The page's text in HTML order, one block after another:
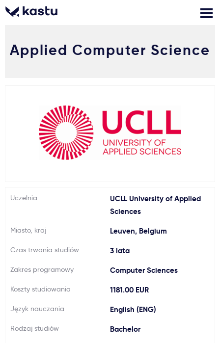
Powiadomienia
Formularz aplikacyjny
Zadzwoń Bezpłatne konsultacje Kontakt
Ważne
Dlaczego Kastu?
Applied Computer Science
Uczelnia
UCLL University of Applied
Sciences
Miasto, kraj Leuven, Belgium
Czas trwania studiów 3 lata
Zakres programowy Computer Sciences
Koszty studiowania 1181.00 EUR
Język nauczania English (ENG)
Rodzaj studiów Bachelor